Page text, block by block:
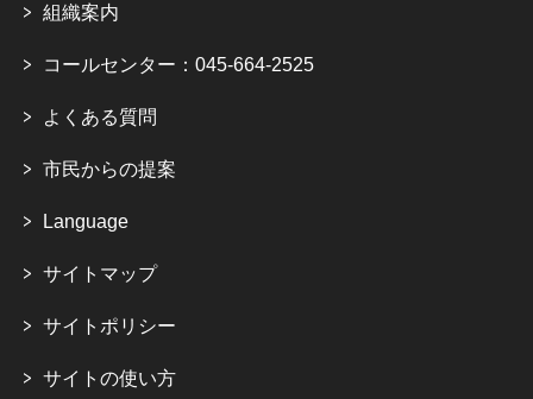
組織案内
コールセンター：045-664-2525
よくある質問
市民からの提案
Language
サイトマップ
サイトポリシー
サイトの使い方